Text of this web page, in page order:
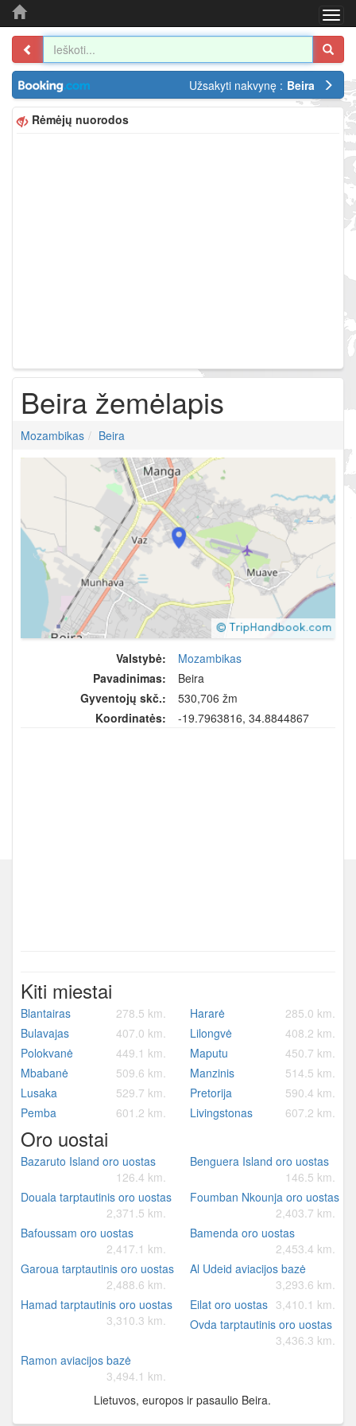
Užsakyti nakvynę : Beira
Rėmėjų nuorodos
Beira žemėlapis
Mozambikas Beira
Valstybė:
Mozambikas
Pavadinimas:
Beira
Gyventojų skč.:
530,706 žm
Koordinatės:
-19.7963816, 34.8844867
Kiti miestai
Blantairas 278.5 km. Hararė
285.0 km.
Bulavajas
407.0 km. Lilongvė
408.2 km.
Polokvanė
449.1 km. Maputu
450.7 km.
Mbabanė
509.6 km. Manzinis
514.5 km.
Lusaka
529.7 km. Pretorija
590.4 km.
Pemba
601.2 km. Livingstonas 607.2 km.
Oro uostai
Bazaruto Island oro uostas
126.4 km.
Benguera Island oro uostas
146.5 km.
Douala tarptautinis oro uostas
2,371.5 km.
Foumban Nkounja oro uostas
2,403.7 km.
Bafoussam oro uostas
2,417.1 km.
Bamenda oro uostas
2,453.4 km.
Garoua tarptautinis oro uostas
2,488.6 km.
Al Udeid aviacijos bazė
3,293.6 km.
Hamad tarptautinis oro uostas
3,310.3 km.
Eilat oro uostas 3,410.1 km.
Ovda tarptautinis oro uostas
3,436.3 km.
Ramon aviacijos bazė
3,494.1 km.
Lietuvos, europos ir pasaulio Beira.